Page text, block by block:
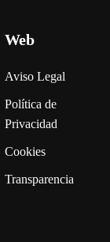
Web
Aviso Legal
Política de
Privacidad
Cookies
Transparencia